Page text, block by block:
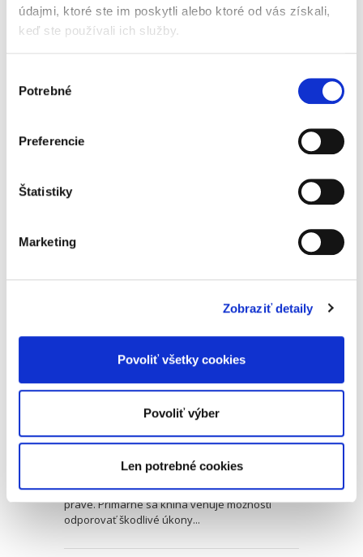
údajmi, ktoré ste im poskytli alebo ktoré od vás získali,
keď ste používali ich služby.
súhlasu
Potrebné
Preferencie
Štatistiky
Marketing
Zobraziť detaily
Povoliť všetky cookies
Povoliť výber
Len potrebné cookies
15,00 €
14,29 €
v oblasti odporovateľných právnych úkonov je
Dominika Cukerová
18,10 €bez DPH
Predkladaná publikácia ponúka detailné
rozpracovanie témy odporovateľnosti právnych
úkonov s dôrazom na jej využitie v obchodnom
práve. Primárne sa kniha venuje možnosti
odporovať škodlivé úkony...